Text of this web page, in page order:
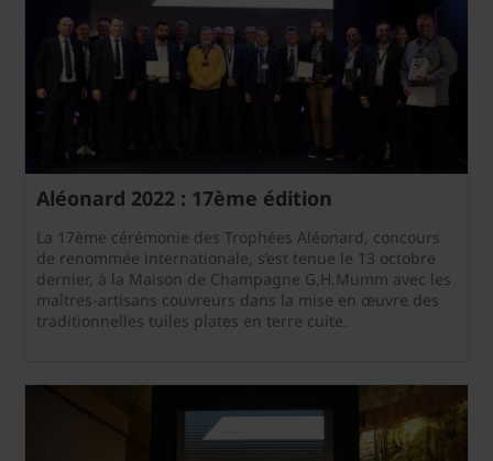
Aléonard 2022 : 17ème édition
La 17ème cérémonie des Trophées Aléonard, concours
de renommée internationale, s’est tenue le 13 octobre
dernier, à la Maison de Champagne G.H.Mumm avec les
maîtres-artisans couvreurs dans la mise en œuvre des
traditionnelles tuiles plates en terre cuite.